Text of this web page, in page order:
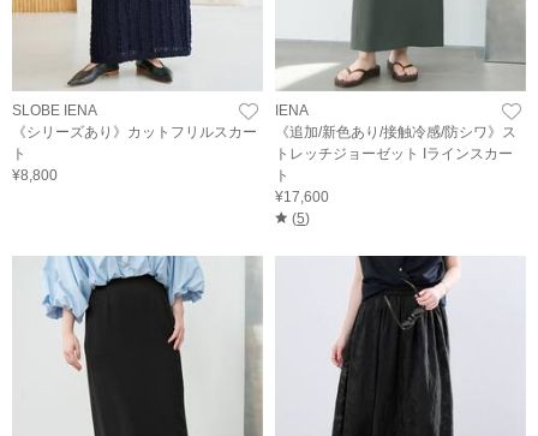
SLOBE IENA
《シリーズあり》カットフリルスカー
ト
¥8,800
IENA
《追加/新色あり/接触冷感/防シワ》ス
トレッチジョーゼット Iラインスカー
ト
¥17,600
(5)